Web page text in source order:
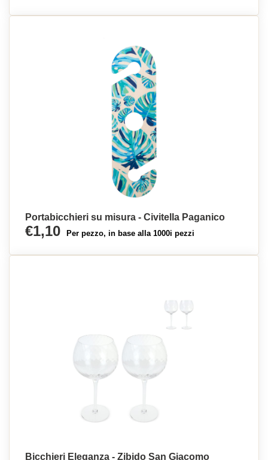
Portabicchieri su misura - Civitella Paganico
€1,10 Per pezzo, in base alla 1000i pezzi
Bicchieri Eleganza - Zibido San Giacomo